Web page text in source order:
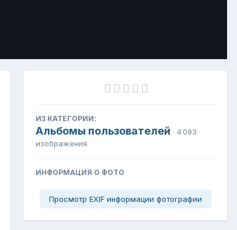
ИЗ КАТЕГОРИИ:
Альбомы пользователей · 4 093
изображения
ИНФОРМАЦИЯ О ФОТО
Просмотр EXIF информации фотографии